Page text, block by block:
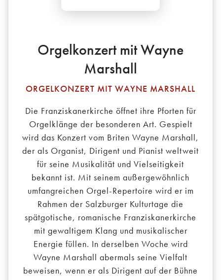
Orgelkonzert mit Wayne
Marshall
ORGELKONZERT MIT WAYNE MARSHALL
Die Franziskanerkirche öffnet ihre Pforten für
Orgelklänge der besonderen Art. Gespielt
wird das Konzert vom Briten Wayne Marshall,
der als Organist, Dirigent und Pianist weltweit
für seine Musikalität und Vielseitigkeit
bekannt ist. Mit seinem außergewöhnlich
umfangreichen Orgel-Repertoire wird er im
Rahmen der Salzburger Kulturtage die
spätgotische, romanische Franziskanerkirche
mit gewaltigem Klang und musikalischer
Energie füllen. In derselben Woche wird
Wayne Marshall abermals seine Vielfalt
beweisen, wenn er als Dirigent auf der Bühne